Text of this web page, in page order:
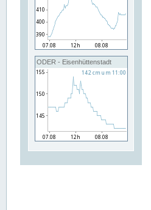
ODER - Eisenhüttenstadt